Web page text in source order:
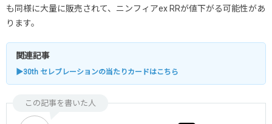
も同様に大量に販売されて、ニンフィアex RRが値下がる可能性があ
ります。
関連記事
▶30th セレブレーションの当たりカードはこちら
この記事を書いた人